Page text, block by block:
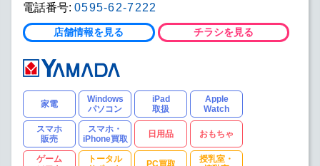
電話番号: 0595-62-7222
店舗情報を見る チラシを見る
家電
Windows
パソコン
iPad
取扱
Apple
Watch
スマホ
販売
スマホ・
iPhone買取
日用品 おもちゃ
ゲーム
トータル
PC買取
授乳室・